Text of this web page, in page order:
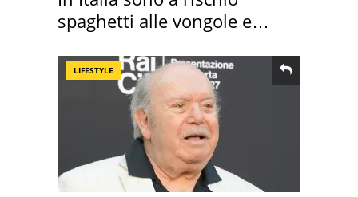
spaghetti alle vongole e
LIFESTYLE